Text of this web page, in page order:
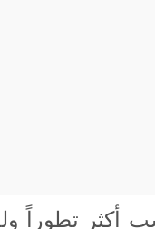
أكثر تطوراً